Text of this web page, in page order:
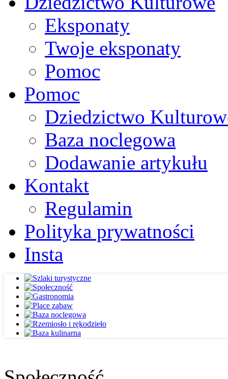
Eksponaty
Twoje eksponaty
Pomoc
Pomoc
Dziedzictwo
Baza noclegowa
Dodawanie artykułu
Kontakt
Regulamin
Polityka prywatności
Insta